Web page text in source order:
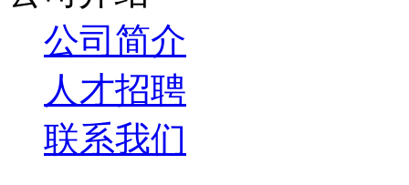
公司简介
人才招聘
联系我们